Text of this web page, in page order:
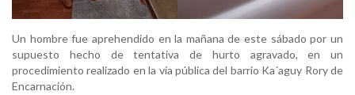
Un hombre fue aprehendido en la mañana de este sábado por un
supuesto hecho de tentativa de hurto agravado, en un
procedimiento realizado en la vía pública del barrio Ka´aguy Rory de
Encarnación.